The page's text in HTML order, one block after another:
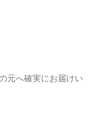
元へ確実にお届けい